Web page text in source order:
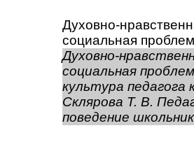
Духовно-
социальная
Духовно-
социальная
культура педагога
Склярова Т. В.
поведение